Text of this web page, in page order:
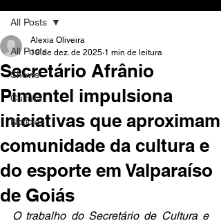
All Posts
Shows
Cultura
Notícias
All Posts
Secretário Afrânio
Pimentel impulsiona
iniciativas que aproximam
comunidade da cultura e
do esporte em Valparaíso
de Goiás
Alexia Oliveira
10 de dez. de 2025 1 min de leitura
O trabalho do Secretário de Cultura e